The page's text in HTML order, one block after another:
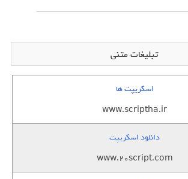
تبلیغات متنی
اسکریپت ها
www.scriptha.ir
دانلود اسکریپت
www.20script.com